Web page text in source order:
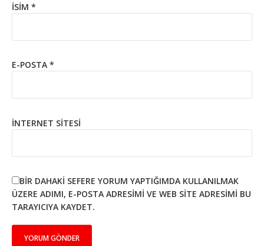
İSIM *
E-POSTA *
İNTERNET SITESI
BIR DAHAKI SEFERE YORUM YAPTIĞIMDA KULLANILMAK
ÜZERE ADIMI, E-POSTA ADRESIMI VE WEB SITE ADRESIMI BU
TARAYICIYA KAYDET.